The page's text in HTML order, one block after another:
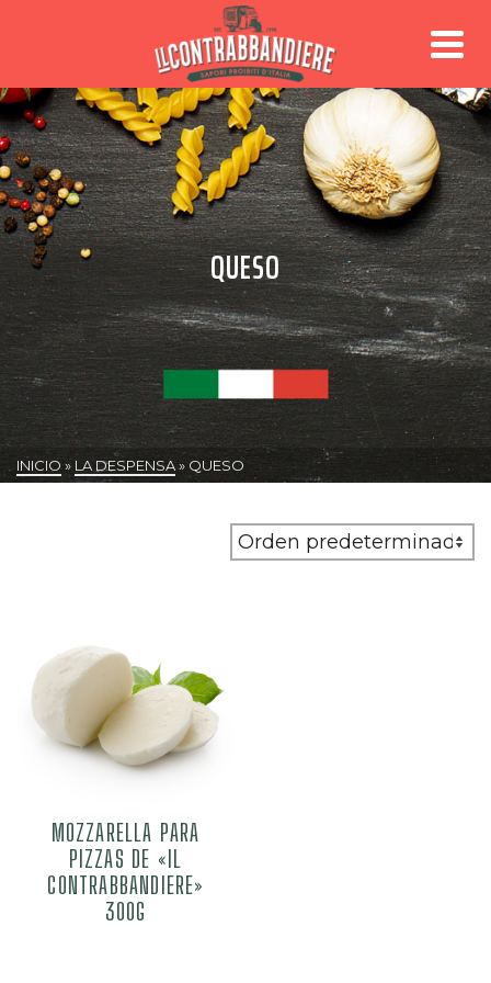
QUESO
INICIO » LA DESPENSA» QUESO
MOZZARELLA PARA
PIZZAS DE «IL
CONTRABBANDIERE»
300G